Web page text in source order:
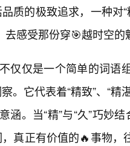
质的极致追求，一种对
去感受那份穿🎯越时空
仅仅是一个简单的词
。它代表着“精致”、“精
涵。当“精”与“久”巧妙
真正有价值的🔥事物